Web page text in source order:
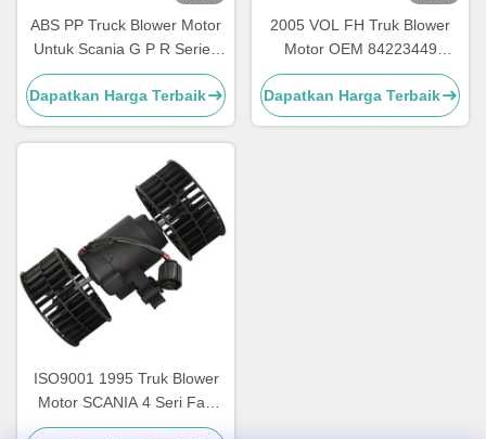
ABS PP Truck Blower Motor
Untuk Scania G P R Series
OEM 1854876 2195206
1854877 DDSC003TT
Dapatkan Harga Terbaik
2005 VOL FH Truk Blower
Motor OEM 84223449
82349000 7482349000
Dapatkan Harga Terbaik
ISO9001 1995 Truk Blower
Motor SCANIA 4 Seri Fan
Motor OEM 0130111184